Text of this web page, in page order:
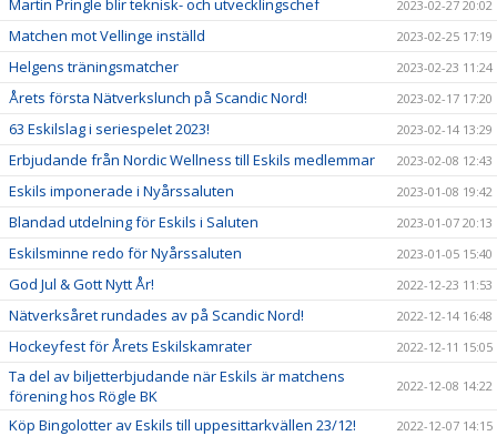
Martin Pringle blir teknisk- och utvecklingschef 2023-02-27 20:02
Matchen mot Vellinge inställd 2023-02-25 17:19
Helgens träningsmatcher 2023-02-23 11:24
Årets första Nätverkslunch på Scandic Nord! 2023-02-17 17:20
63 Eskilslag i seriespelet 2023! 2023-02-14 13:29
Erbjudande från Nordic Wellness till Eskils medlemmar 2023-02-08 12:43
Eskils imponerade i Nyårssaluten 2023-01-08 19:42
Blandad utdelning för Eskils i Saluten 2023-01-07 20:13
Eskilsminne redo för Nyårssaluten 2023-01-05 15:40
God Jul & Gott Nytt År! 2022-12-23 11:53
Nätverksåret rundades av på Scandic Nord! 2022-12-14 16:48
Hockeyfest för Årets Eskilskamrater 2022-12-11 15:05
Ta del av biljetterbjudande när Eskils är matchens
förening hos Rögle BK
2022-12-08 14:22
Köp Bingolotter av Eskils till uppesittarkvällen 23/12! 2022-12-07 14:15